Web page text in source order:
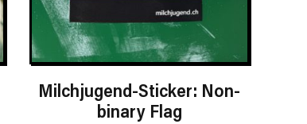
IN DEN WARENKORB
Milchjugend-Sticker: Non-
binary Flag